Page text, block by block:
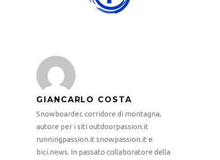
GIANCARLO COSTA
Snowboarder, corridore di montagna,
autore per i siti outdoorpassion.it
runningpassion.it snowpassion.it e
bici.news. In passato collaboratore della